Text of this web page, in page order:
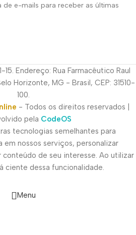
de e-mails para receber as últimas
15. Endereço: Rua Farmacêutico Raul
Horizonte, MG - Brasil, CEP: 31510-
100.
- Todos os direitos reservados |
pela CodeOS
tecnologias semelhantes para
em nossos serviços, personalizar
de seu interesse. Ao utilizar
ciente dessa funcionalidade.
Menu